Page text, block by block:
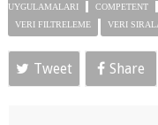
VERI FILTRELEME
VERI
Tweet Share